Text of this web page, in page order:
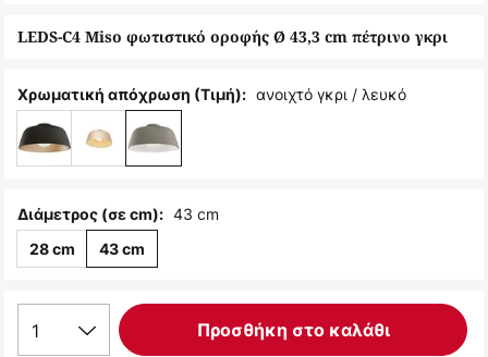
εικόνων
LEDS-C4 Miso φωτιστικό οροφής Ø 43,3 cm πέτρινο γκρι
Χρωματική απόχρωση (Τιμή): ανοιχτό γκρι / λευκό
Διάμετρος (σε cm): 43 cm
28 cm 43 cm
1 Προσθήκη στο καλάθι